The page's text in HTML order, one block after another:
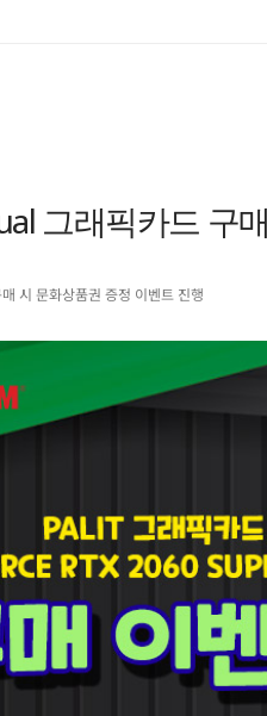
그래픽카드 구
시 문화상품권 증정 이벤트 진행